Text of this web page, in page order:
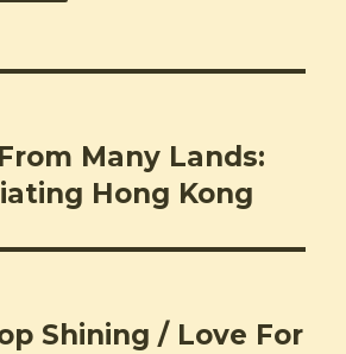
Many Lands:
Hong Kong
Shining / Love For